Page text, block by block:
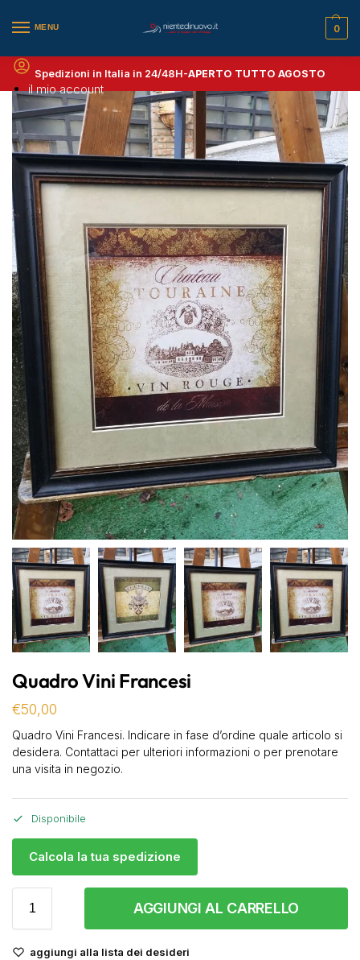
MENU
il mio account
0
Spedizioni in Italia in 24/48H-APERTO TUTTO AGOSTO
Quadro Vini Francesi
€50,00
Quadro Vini Francesi. Indicare in fase d’ordine quale articolo si
desidera. Contattaci per ulteriori informazioni o per prenotare
una visita in negozio.
Disponibile
Calcola la tua spedizione
AGGIUNGI AL CARRELLO
aggiungi alla lista dei desideri